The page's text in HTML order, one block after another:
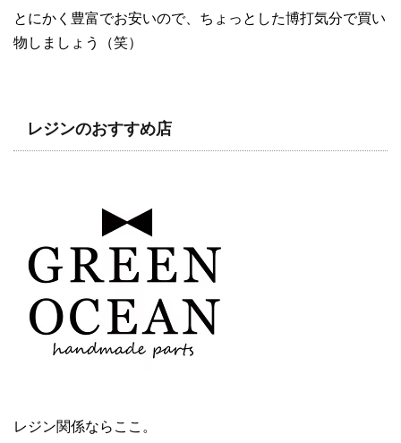
とにかく豊富でお安いので、ちょっとした博打気分で買い
物しましょう（笑）
レジンのおすすめ店
レジン関係ならここ。